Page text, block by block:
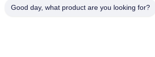
Good day, what product are you looking for?